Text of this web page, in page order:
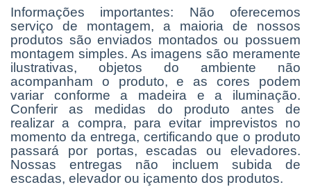
Informações importantes: Não oferecemos
serviço de montagem, a maioria de nossos
produtos são enviados montados ou possuem
montagem simples. As imagens são meramente
ilustrativas, objetos do ambiente não
acompanham o produto, e as cores podem
variar conforme a madeira e a iluminação.
Conferir as medidas do produto antes de
realizar a compra, para evitar imprevistos no
momento da entrega, certificando que o produto
passará por portas, escadas ou elevadores.
Nossas entregas não incluem subida de
escadas, elevador ou içamento dos produtos.